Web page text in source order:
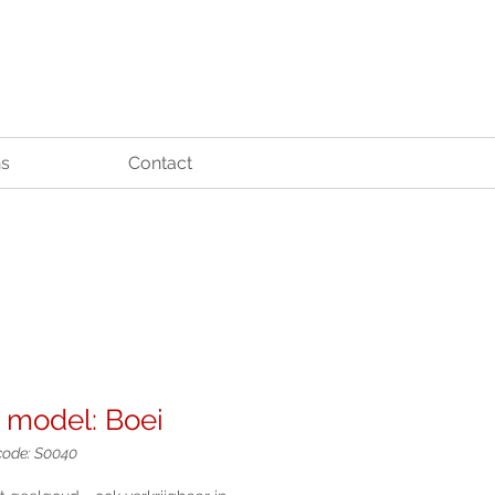
Contact
model: Boei
S0040